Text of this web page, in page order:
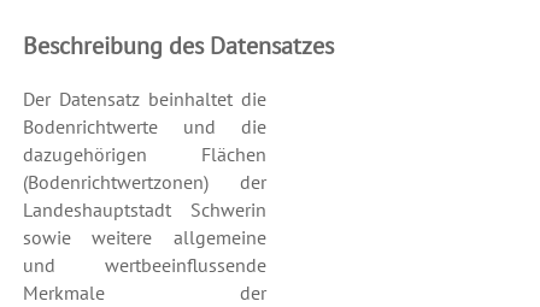
Beschreibung des Datensatzes
Der Datensatz beinhaltet die
Bodenrichtwerte und die
dazugehörigen Flächen
(Bodenrichtwertzonen) der
Landeshauptstadt Schwerin
sowie weitere allgemeine
und wertbeeinflussende
Merkmale der